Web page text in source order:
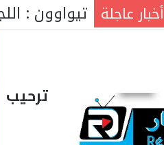
أخبار عاجلة المتوسط
ترحيب